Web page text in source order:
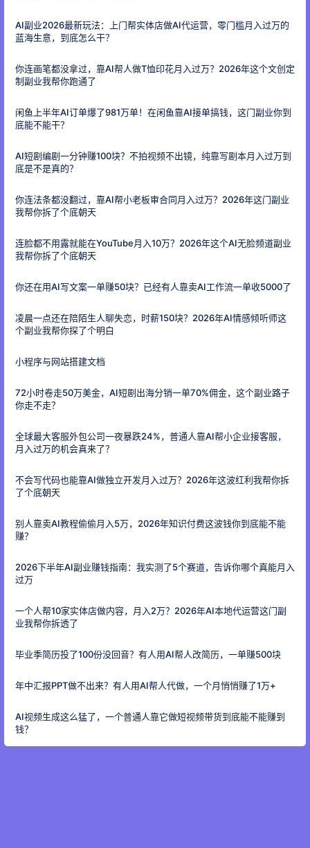
AI副业2026最新玩法：上门帮实体店做AI代运营，零门槛月入过万的
蓝海生意，到底怎么干？
你连画笔都没拿过，靠AI帮人做T恤印花月入过万？2026年这个文创定
制副业我帮你跑通了
闲鱼上半年AI订单爆了981万单！在闲鱼靠AI接单搞钱，这门副业你到
底能不能干？
AI短剧编剧一分钟赚100块？不拍视频不出镜，纯靠写剧本月入过万到
底是不是真的？
你连法条都没翻过，靠AI帮小老板审合同月入过万？2026年这门副业
我帮你拆了个底朝天
连脸都不用露就能在YouTube月入10万？2026年这个AI无脸频道副业
我帮你拆了个底朝天
你还在用AI写文案一单赚50块？已经有人靠卖AI工作流一单收5000了
凌晨一点还在陪陌生人聊失恋，时薪150块？2026年AI情感倾听师这
个副业我帮你探了个明白
小程序与网站搭建文档
72小时卷走50万美金，AI短剧出海分销一单70%佣金，这个副业路子
你走不走？
全球最大客服外包公司一夜暴跌24%，普通人靠AI帮小企业接客服，
月入过万的机会真来了？
不会写代码也能靠AI做独立开发月入过万？2026年这波红利我帮你拆
了个底朝天
别人靠卖AI教程偷偷月入5万，2026年知识付费这波钱你到底能不能
赚？
2026下半年AI副业赚钱指南：我实测了5个赛道，告诉你哪个真能月入
过万
一个人帮10家实体店做内容，月入2万？2026年AI本地代运营这门副
业我帮你拆透了
毕业季简历投了100份没回音？有人用AI帮人改简历，一单赚500块
年中汇报PPT做不出来？有人用AI帮人代做，一个月悄悄赚了1万+
AI视频生成这么猛了，一个普通人靠它做短视频带货到底能不能赚到
钱？